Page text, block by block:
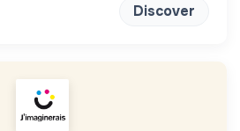
Discover